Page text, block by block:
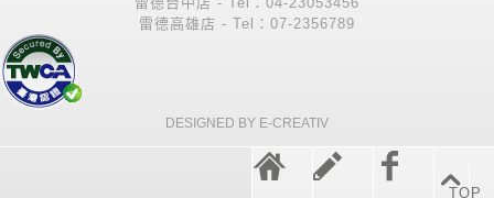
雷德高雄店 - Tel：07-2356789
DESIGNED BY E-CREATIV